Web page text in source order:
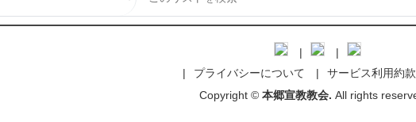
プライバシーについて
サービス利用約款
Copyright © 本郷宣教教会. All rights